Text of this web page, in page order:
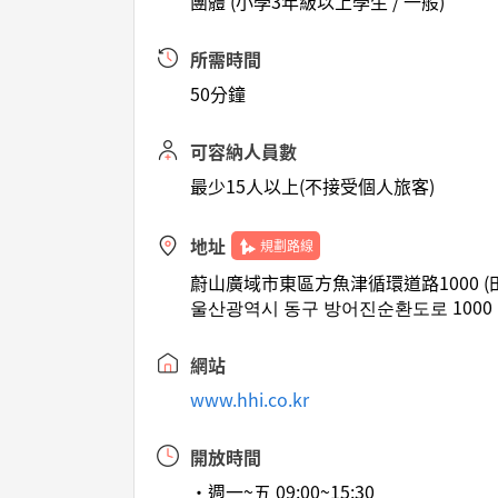
所需時間
50分鐘
可容納人員數
最少15人以上(不接受個人旅客)
地址 規劃路線
蔚山廣域市東區方魚津循環道路1000 (
울산광역시 동구 방어진순환도로 1000
網站
www.hhi.co.kr
開放時間
•週一~五 09:00~15:30